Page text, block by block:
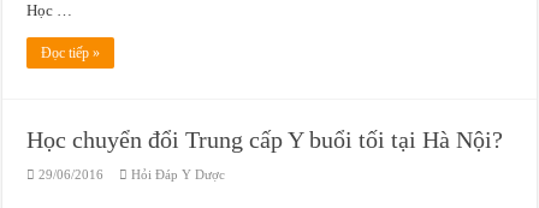
Học …
Đọc tiếp »
Học chuyển đổi Trung cấp Y buổi tối tại Hà Nội?
29/06/2016 Hỏi Đáp Y Dược